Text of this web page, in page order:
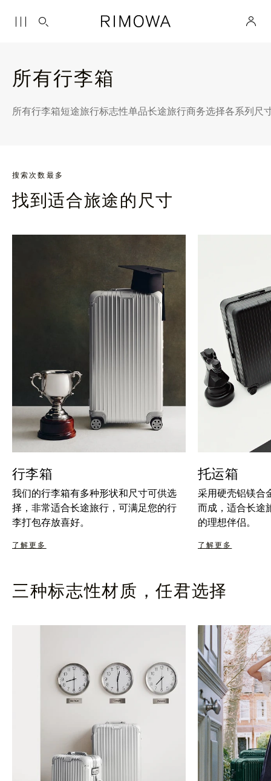
所有行李箱
所有行李箱短途旅行标志性单品长途旅行商务选择各系列尺
搜索次数最多
找到适合旅途的尺寸
行李箱
我们的行李箱有多种形状和尺寸可供选
择，非常适合长途旅行，可满足您的行
李打包存放喜好。
了解更多
托运箱
采用硬壳铝镁合
而成，适合长途
的理想伴侣。
了解更多
三种标志性材质，任君选择